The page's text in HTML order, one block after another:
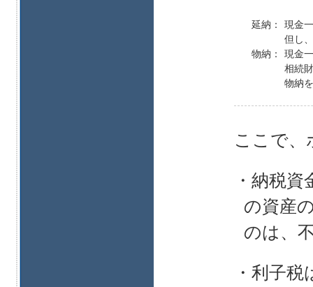
延納：
現金
但し
物納：
現金
相続
物納
ここで、
・納税
の資産
のは、
・利子